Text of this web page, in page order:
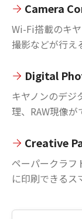
Camera
Wi-Fi搭載のキ
撮影などが行え
Digital
キヤノンのデジ
理、RAW現像が
Creative
ペーパークラフ
に印刷できるス